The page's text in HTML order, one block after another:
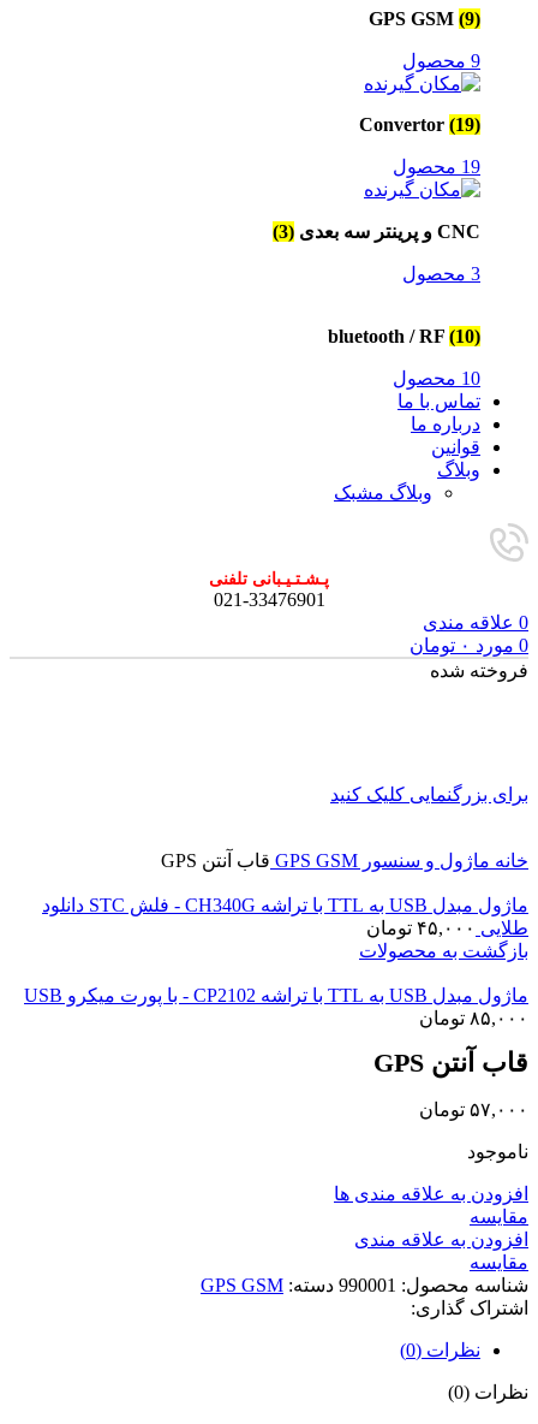
GPS GSM (9)
9 محصول
Convertor (19)
19 محصول
CNC و پرینتر سه بعدی (3)
3 محصول
bluetooth / RF (10)
10 محصول
تماس با ما
درباره ما
قوانین
وبلاگ
وبلاگ مشبک
پـشـتـیـبانی تلفنی
021-33476901
0 علاقه مندی
0 مورد ۰ تومان
فروخته شده
برای بزرگنمایی کلیک کنید
خانه ماژول و سنسور GPS GSM قاب آنتن GPS
ماژول مبدل USB به TTL با تراشه CH340G - فلش STC دانلود
طلایی ۴۵,۰۰۰ تومان
بازگشت به محصولات
ماژول مبدل USB به TTL با تراشه CP2102 - با پورت میکرو USB
۸۵,۰۰۰ تومان
قاب آنتن GPS
۵۷,۰۰۰ تومان
ناموجود
افزودن به علاقه مندی ها
مقايسه
افزودن به علاقه مندی
مقایسه
شناسه محصول: 990001 دسته: GPS GSM
اشتراک گذاری:
نظرات (0)
نظرات (0)